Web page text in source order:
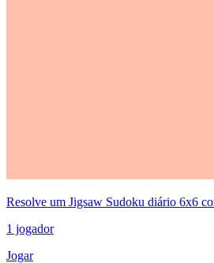
Resolve um Jigsaw Sudoku diário 6x6
1 jogador
Jogar